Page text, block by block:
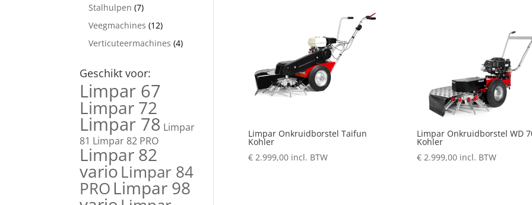
Limpar Onkruidborstel Taifun
Kohler
€2.999,00 incl. BTW
Limpar Onkruidborstel WD
Kohler
€2.999,00 incl. BTW
Stalhulpen (7)
Veegmachines (12)
Verticuteermachines (4)
Geschikt voor:
Limpar 67
Limpar 72
Limpar 78 Limpar
81 Limpar 82 PRO
Limpar 82
varioLimpar 84
PROLimpar 98